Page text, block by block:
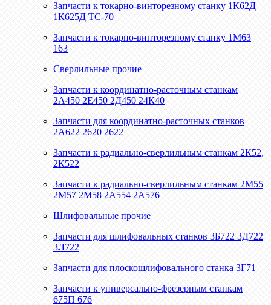
Запчасти к токарно-винторезному станку 1К62Д
1К625Д ТС-70
Запчасти к токарно-винторезному станку 1М63
163
Сверлильные прочие
Запчасти к координатно-расточным станкам
2А450 2Е450 2Д450 24К40
Запчасти для координатно-расточных станков
2А622 2620 2622
Запчасти к радиально-сверлильным станкам 2К52,
2К522
Запчасти к радиально-сверлильным станкам 2М55
2М57 2М58 2А554 2А576
Шлифовальные прочие
Запчасти для шлифовальных станков 3Б722 3Д722
3Л722
Запчасти для плоскошлифовального станка 3Г71
Запчасти к универсально-фрезерным станкам
675П 676